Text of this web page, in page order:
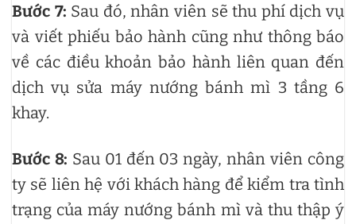
Bước 7: Sau đó, nhân viên sẽ thu phí dịch vụ
và viết phiếu bảo hành cũng như thông báo
về các điều khoản bảo hành liên quan đến
dịch vụ sửa máy nướng bánh mì 3 tầng 6
khay.
Bước 8: Sau 01 đến 03 ngày, nhân viên công
ty sẽ liên hệ với khách hàng để kiểm tra tình
trạng của máy nướng bánh mì và thu thập ý